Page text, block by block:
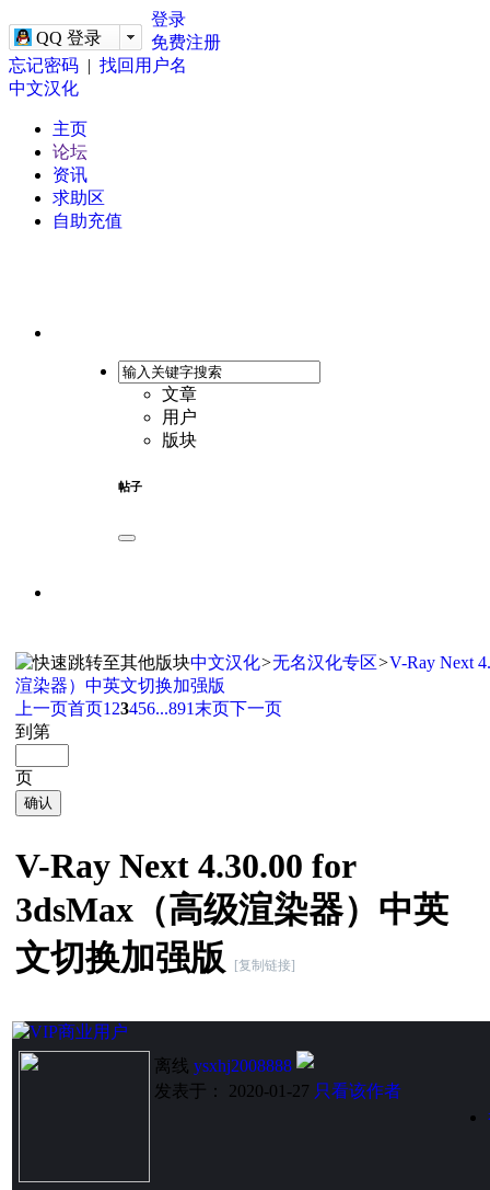
QQ 登录
登录
免费注册
忘记密码 | 找回用户名
中文汉化
主页
论坛
资讯
求助区
自助充值
文章
用户
版块
帖子
中文汉化>无名汉化专区>V-Ray Next
渲染器）中英文切换加强版
上一页首页1 23456...891 末页下一页
到第
页
确认
V-Ray Next 4.30.00 for
3dsMax（高级渲染器）中英
文切换加强版
[复制链接]
离线 ysxhj2008888
发表于： 2020-01-27 只看该作者